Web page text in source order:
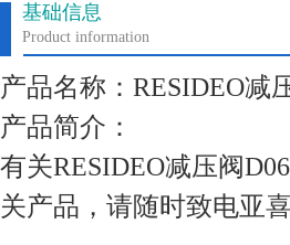
基础信息
Product information
产品名称：RESIDEO减
产品简介：
有关RESIDEO减压阀
关产品，请随时致电亚